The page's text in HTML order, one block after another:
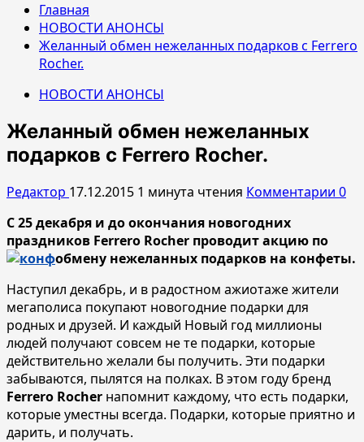
Главная
НОВОСТИ АНОНСЫ
Желанный обмен нежеланных подарков с Ferrero
Rocher.
НОВОСТИ АНОНСЫ
Желанный обмен нежеланных
подарков с Ferrero Rocher.
Редактор 17.12.2015 1 минута чтения Комментарии 0
С 25 декабря и до окончания новогодних
праздников Ferrero Rocher проводит акцию по
обмену нежеланных подарков на конфеты.
Наступил декабрь, и в радостном ажиотаже жители
мегаполиса покупают новогодние подарки для
родных и друзей. И каждый Новый год миллионы
людей получают совсем не те подарки, которые
действительно желали бы получить. Эти подарки
забываются, пылятся на полках. В этом году бренд
Ferrero Rocher напомнит каждому, что есть подарки,
которые уместны всегда. Подарки, которые приятно и
дарить, и получать.